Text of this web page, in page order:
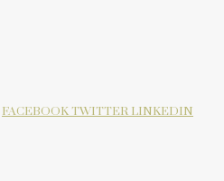
FACEBOOKTWITTER LINKEDIN